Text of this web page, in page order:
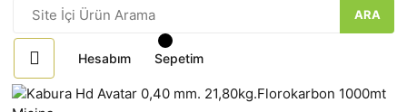
ARA
Hesabım Sepetim